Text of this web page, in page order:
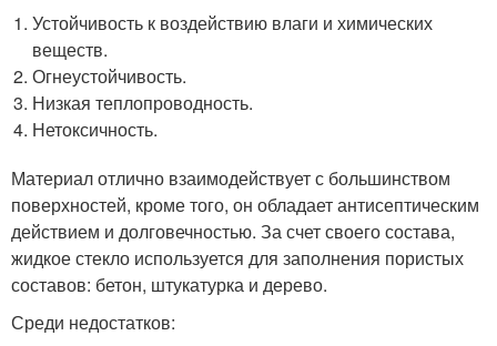
Устойчивость к воздействию влаги и химических
веществ.
Огнеустойчивость.
Низкая теплопроводность.
Нетоксичность.
Материал отлично взаимодействует с большинством
поверхностей, кроме того, он обладает антисептическим
действием и долговечностью. За счет своего состава,
жидкое стекло используется для заполнения пористых
составов: бетон, штукатурка и дерево.
Среди недостатков: